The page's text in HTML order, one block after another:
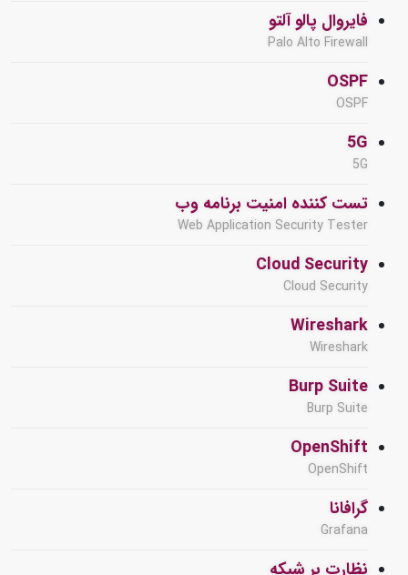
فایروال پالو آلتو
Palo Alto Firewall
OSPF
OSPF
5G
5G
تست کننده امنیت برنامه وب
Web Application Security Tester
Cloud Security
Cloud Security
Wireshark
Wireshark
Burp Suite
Burp Suite
OpenShift
OpenShift
گرافانا
Grafana
نظارت بر شبکه